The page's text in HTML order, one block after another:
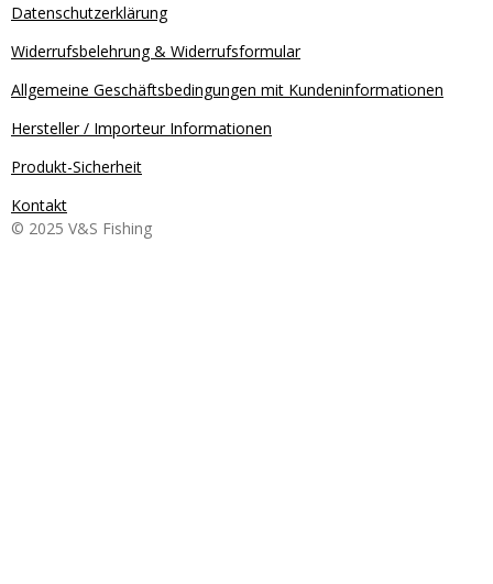
Datenschutzerklärung
Widerrufsbelehrung & Widerrufsformular
Allgemeine Geschäftsbedingungen mit Kundeninformationen
Hersteller / Importeur Informationen
Produkt-Sicherheit
Kontakt
© 2025 V&S Fishing